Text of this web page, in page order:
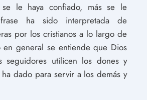
le haya confiado, más se le
ha sido interpretada de
por los cristianos a lo largo de
en general se entiende que Dios
seguidores utilicen los dones y
dado para servir a los demás y